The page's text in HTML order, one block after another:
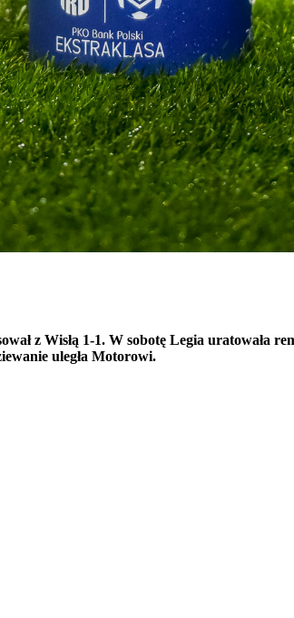
z Wisłą 1-1. W sobotę Legia uratowała
uległa Motorowi.